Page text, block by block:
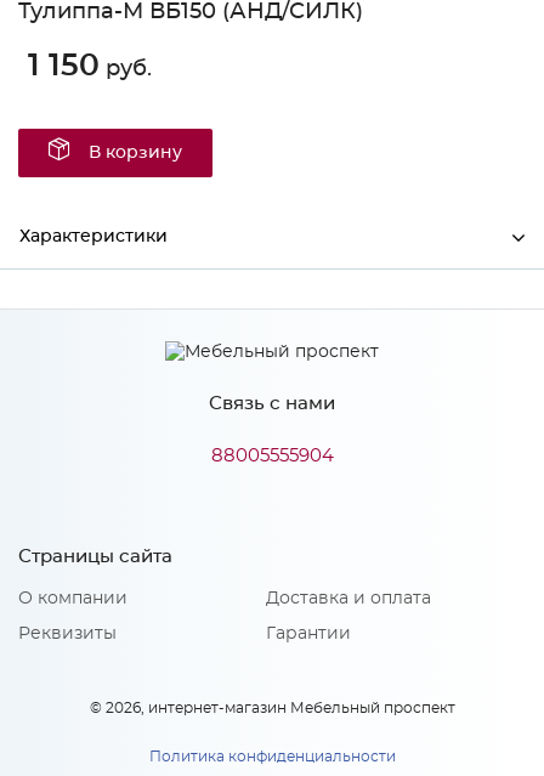
Тулиппа-М ВБ150 (АНД/СИЛК)
1 150 руб.
В корзину
Характеристики
Производитель Сурская мебель
АНД/СИЛК
Связь с нами
88005555904
Страницы сайта
О компании
Реквизиты
Доставка и оплата
Гарантии
© 2026, интернет-магазин Мебельный проспект
Политика конфиденциальности